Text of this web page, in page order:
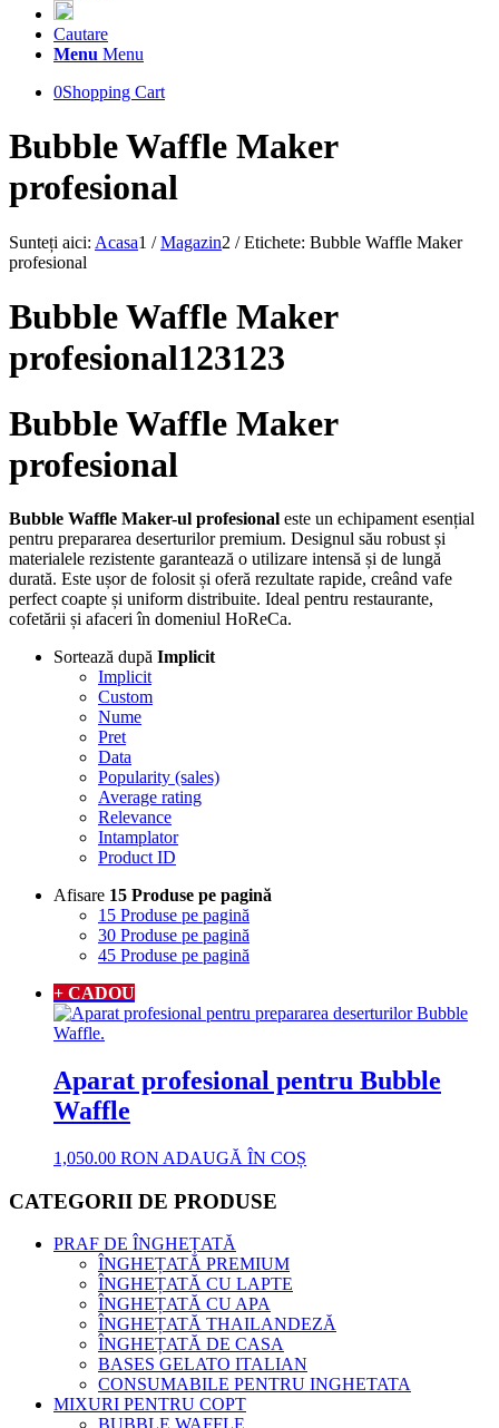
Cautare
Menu Menu
0Shopping Cart
Bubble Waffle Maker
profesional
Sunteți aici: Acasa1 / Magazin2 / Etichete: Bubble Waffle Maker
profesional
Bubble Waffle Maker
profesional123123
Bubble Waffle Maker
profesional
Bubble Waffle Maker-ul profesional este un echipament esențial
pentru prepararea deserturilor premium. Designul său robust și
materialele rezistente garantează o utilizare intensă și de lungă
durată. Este ușor de folosit și oferă rezultate rapide, creând vafe
perfect coapte și uniform distribuite. Ideal pentru restaurante,
cofetării și afaceri în domeniul HoReCa.
Sortează după Implicit
Implicit
Custom
Nume
Pret
Data
Popularity (sales)
Average rating
Relevance
Intamplator
Product ID
Afisare 15 Produse pe pagină
15 Produse pe pagină
30 Produse pe pagină
45 Produse pe pagină
+ CADOU
Aparat profesional pentru Bubble
Waffle
1,050.00 RON ADAUGĂ ÎN COȘ
CATEGORII DE PRODUSE
PRAF DE ÎNGHEȚATĂ
ÎNGHEȚATĂ PREMIUM
ÎNGHEȚATĂ CU LAPTE
ÎNGHEȚATĂ CU APA
ÎNGHEȚATĂ THAILANDEZĂ
ÎNGHEȚATĂ DE CASA
BASES GELATO ITALIAN
CONSUMABILE PENTRU INGHETATA
MIXURI PENTRU COPT